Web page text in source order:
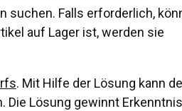
suchen. Falls erforderlich,
auf Lager ist, werden sie
. Mit Hilfe der Lösung kann
Die Lösung gewinnt